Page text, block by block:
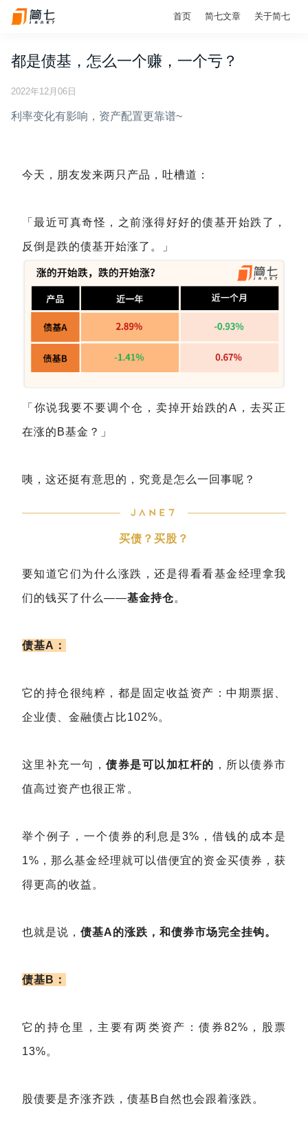
首页 简七文章 关于简七
都是债基，怎么一个赚，一个亏？
2022年12月06日
利率变化有影响，资产配置更靠谱~
今天，朋友发来两只产品，吐槽道：
「最近可真奇怪，之前涨得好好的债基开始跌了，
反倒是跌的债基开始涨了。」
「你说我要不要调个仓，卖掉开始跌的A，去买正
在涨的B基金？」
咦，这还挺有意思的，究竟是怎么一回事呢？
买债？买股？
要知道它们为什么涨跌，还是得看看基金经理拿我
们的钱买了什么——基金持仓。
债基A：
它的持仓很纯粹，都是固定收益资产：中期票据、
企业债、金融债占比102%。
这里补充一句，债券是可以加杠杆的 ，所以债券市
值高过资产也很正常。
举个例子，一个债券的利息是3%，借钱的成本是
1%，那么基金经理就可以借便宜的资金买债券，获
得更高的收益。
也就是说， 债基A的涨跌，和债券市场完全挂钩。
债基B：
它的持仓里，主要有两类资产：债券82%，股票
13%。
股债要是齐涨齐跌，债基B自然也会跟着涨跌。